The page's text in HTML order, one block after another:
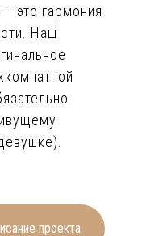
это гармония
Наш
– белый,
проекта